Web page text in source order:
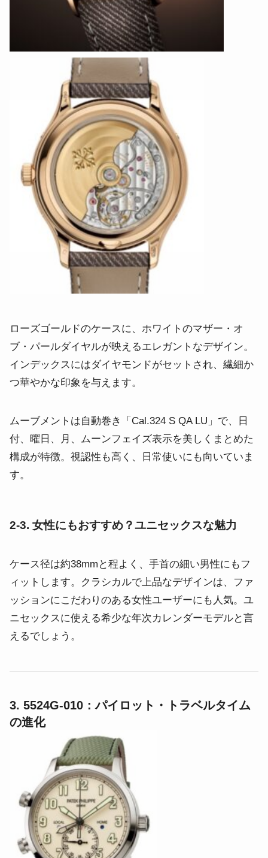
ローズゴールドのケースに、ホワイトのマザー・オ
ブ・パールダイヤルが映えるエレガントなデザイン。
インデックスにはダイヤモンドがセットされ、繊細か
つ華やかな印象を与えます。
ムーブメントは自動巻き「Cal.324 S QA LU」で、日
付、曜日、月、ムーンフェイズ表示を美しくまとめた
構成が特徴。視認性も高く、日常使いにも向いていま
す。
2-3. 女性にもおすすめ？ユニセックスな魅力
ケース径は約38mmと程よく、手首の細い男性にもフ
ィットします。クラシカルで上品なデザインは、ファ
ッションにこだわりのある女性ユーザーにも人気。ユ
ニセックスに使える希少な年次カレンダーモデルと言
えるでしょう。
3. 5524G-010：パイロット・トラベルタイム
の進化